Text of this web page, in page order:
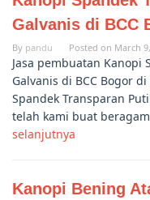
Galvanis di BCC
By pandu Posted on March
Jasa pembuatan Kanopi
Galvanis di BCC Bogor
Spandek Transparan
telah kami buat
selanjutnya
Kanopi Bening